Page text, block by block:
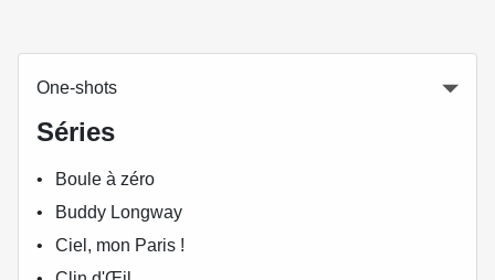
One-shots
Séries
Boule à zéro
Buddy Longway
Ciel, mon Paris !